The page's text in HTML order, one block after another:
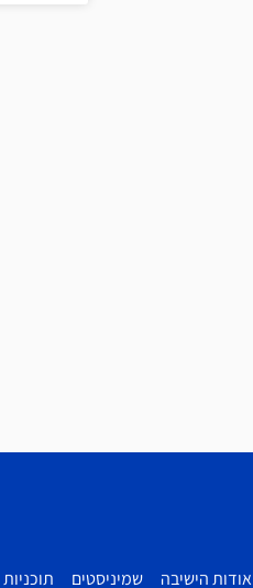
אודות הישיבה שמיניסטים